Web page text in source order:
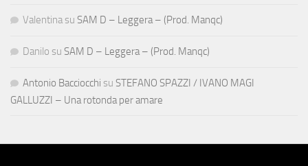
Valentina su SAM D – Leggera – (Prod. Manqc)
Danilo su SAM D – Leggera – (Prod. Manqc)
Antonio Bacciocchi su STEFANO SPAZZI / IVANO MAGI
GALLUZZI – Una rotonda per amare